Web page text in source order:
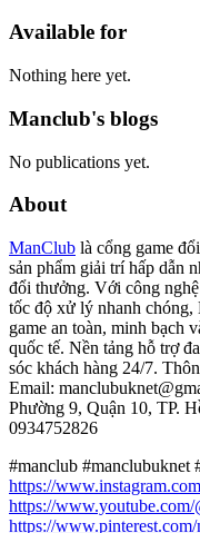
Available for
Nothing here yet.
Manclub's blogs
No publications yet.
About
ManClub là cổng game
sản phẩm giải trí hấp dẫn
đổi thưởng. Với công
tốc độ xử lý nhanh chóng,
game an toàn, minh bạch
quốc tế. Nền tảng hỗ trợ
sóc khách hàng 24/7.
Email:
Phường 9, Quận 10, TP.
0934752826
#manclub #manclubuknet
https://
https://www.youtube.com/
https://